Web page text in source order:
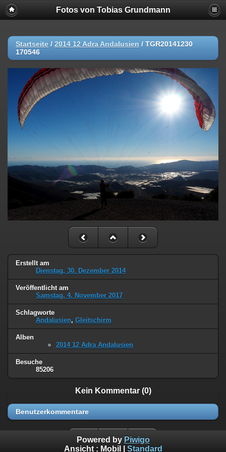
Fotos von Tobias Grundmann
Startseite / 2014 12 Adra Andalusien / TGR20141230
170546
Erstellt am
Dienstag, 30. Dezember 2014
Veröffentlicht am
Samstag, 4. November 2017
Schlagworte
Andalusien, Gleitschirm
Alben
2014 12 Adra Andalusien
Besuche
85206
Kein Kommentar (0)
Benutzerkommentare
Powered by Piwigo
Ansicht : Mobil Standard